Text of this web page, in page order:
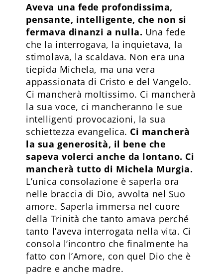
Aveva una fede profondissima,
pensante, intelligente, che non si
fermava dinanzi a nulla. Una fede
che la interrogava, la inquietava, la
stimolava, la scaldava. Non era una
tiepida Michela, ma una vera
appassionata di Cristo e del Vangelo.
Ci mancherà moltissimo. Ci mancherà
la sua voce, ci mancheranno le sue
intelligenti provocazioni, la sua
schiettezza evangelica. Ci mancherà
la sua generosità, il bene che
sapeva volerci anche da lontano. Ci
mancherà tutto di Michela Murgia.
L’unica consolazione è saperla ora
nelle braccia di Dio, avvolta nel Suo
amore. Saperla immersa nel cuore
della Trinità che tanto amava perché
tanto l’aveva interrogata nella vita. Ci
consola l’incontro che finalmente ha
fatto con l’Amore, con quel Dio che è
padre e anche madre.